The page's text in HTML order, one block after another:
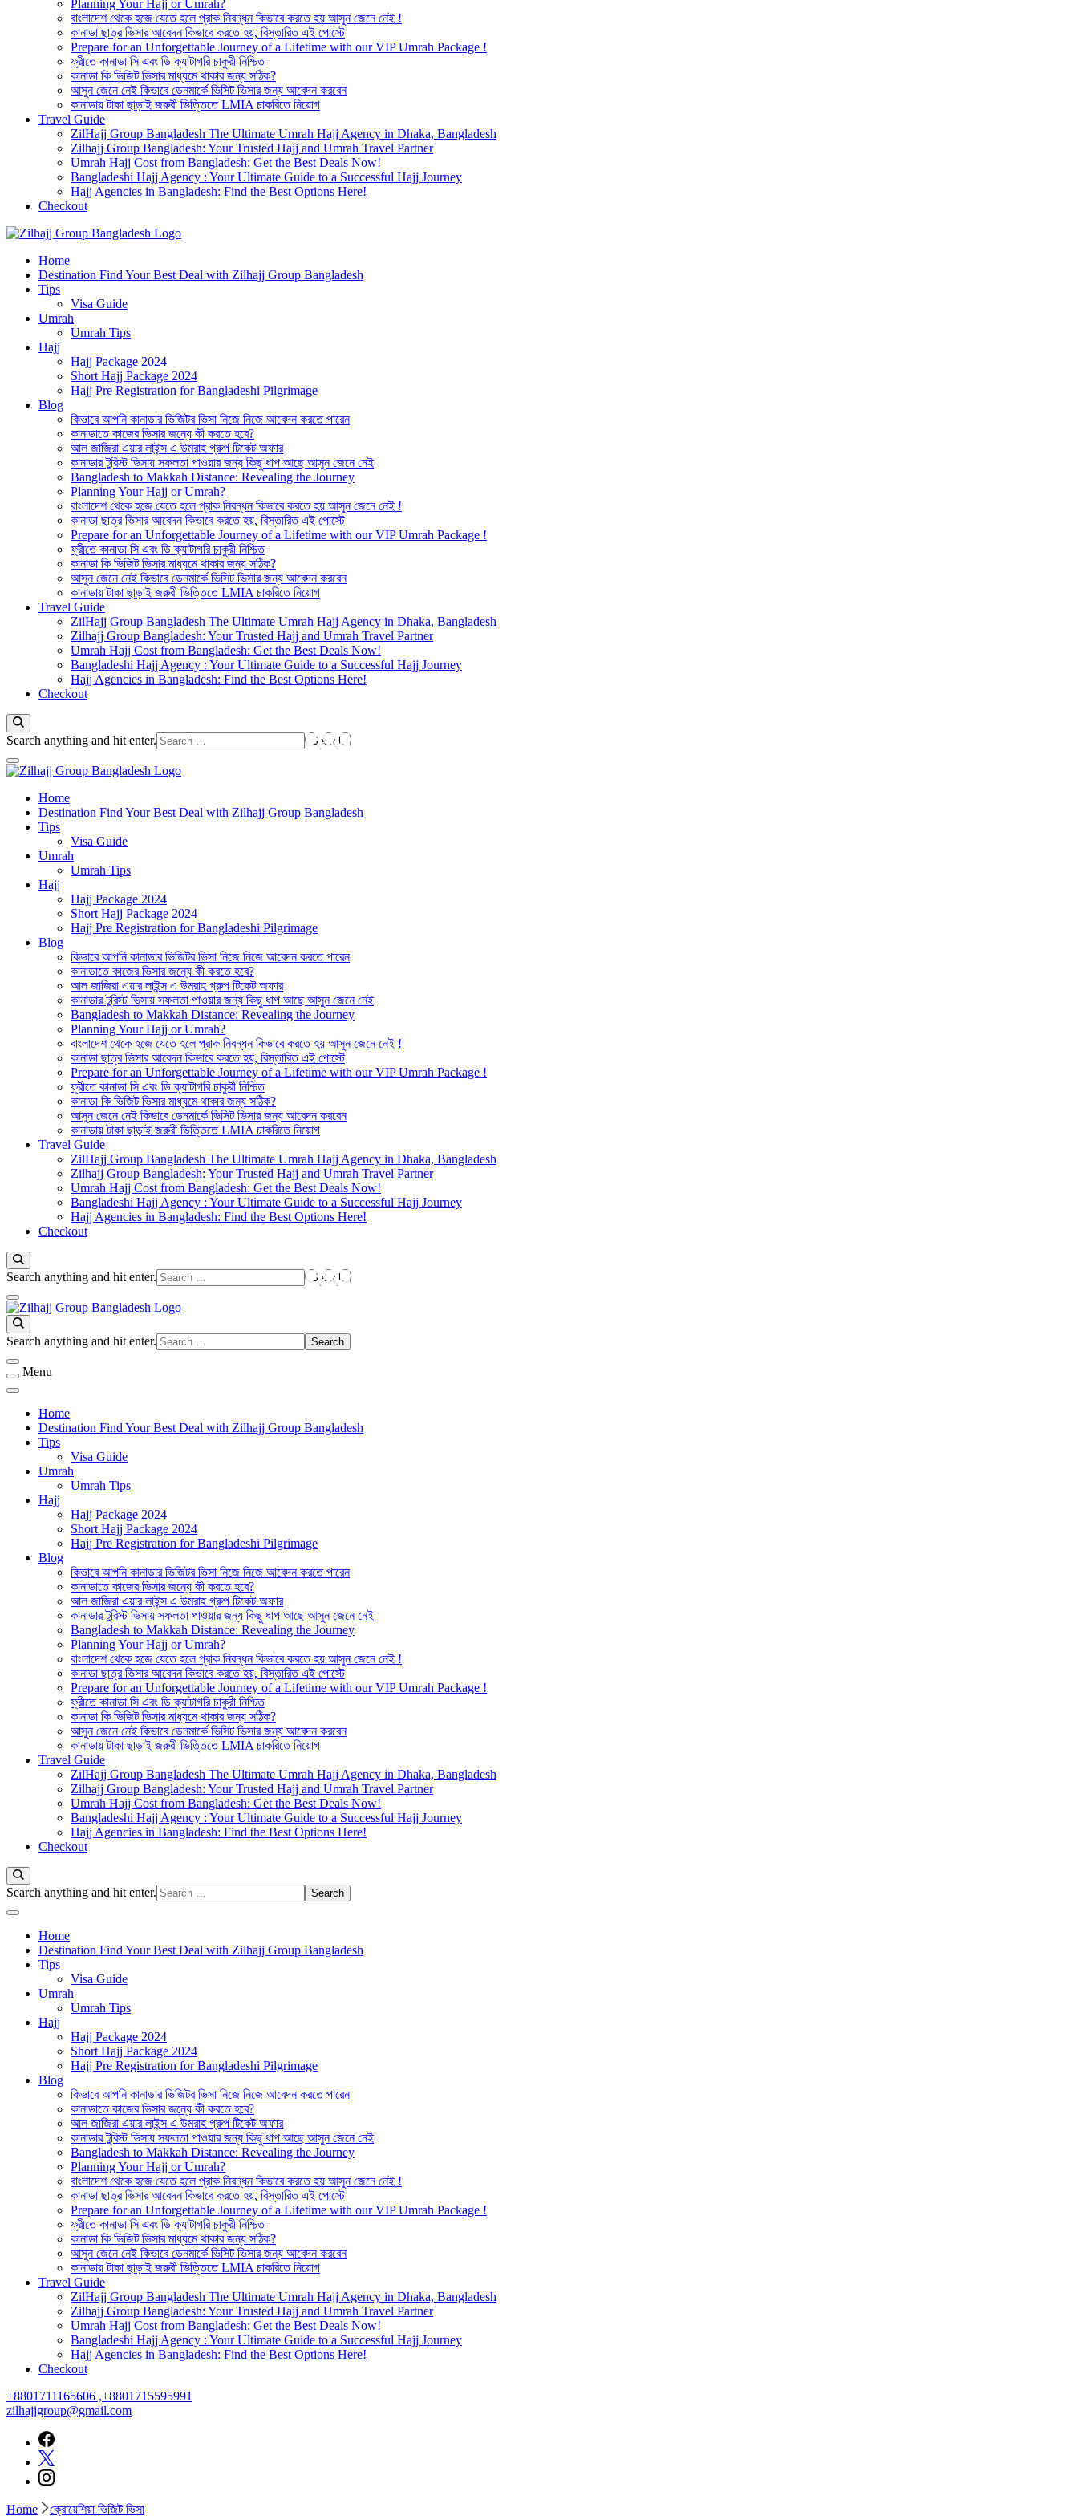
Planning Your Hajj or Umrah?
বাংলাদেশ থেকে হজে যেতে হলে প্রাক নিবন্ধন কিভাবে করতে হয় আসুন জেনে নেই !
কানাডা ছাত্র ভিসার আবেদন কিভাবে করতে হয়, বিস্তারিত এই পোস্টে
Prepare for an Unforgettable Journey of a Lifetime with our VIP Umrah Package !
ফ্রীতে কানাডা সি এবং ডি ক্যাটাগরি চাকুরী নিশ্চিত
কানাডা কি ভিজিট ভিসার মাধ্যমে থাকার জন্য সঠিক?
আসুন জেনে নেই কিভাবে ডেনমার্কে ভিসিট ভিসার জন্য আবেদন করবেন
কানাডায় টাকা ছাড়াই জরুরী ভিত্তিতে LMIA চাকরিতে নিয়োগ
Travel Guide
ZilHajj Group Bangladesh The Ultimate Umrah Hajj Agency in Dhaka, Bangladesh
Zilhajj Group Bangladesh: Your Trusted Hajj and Umrah Travel Partner
Umrah Hajj Cost from Bangladesh: Get the Best Deals Now!
Bangladeshi Hajj Agency : Your Ultimate Guide to a Successful Hajj Journey
Hajj Agencies in Bangladesh: Find the Best Options Here!
Checkout
জিলহজ্জ গ্রুপ বাংলাদেশ
Best Hajj Umrah Travel Tour Agent in Bangladesh
Home
Destination Find Your Best Deal with Zilhajj Group Bangladesh
Tips
Visa Guide
Umrah
Umrah Tips
Hajj
Hajj Package 2024
Short Hajj Package 2024
Hajj Pre Registration for Bangladeshi Pilgrimage
Blog
কিভাবে আপনি কানাডার ভিজিটর ভিসা নিজে নিজে আবেদন করতে পারেন
কানাডাতে কাজের ভিসার জন্যে কী করতে হবে?
আল জাজিরা এয়ার লাইন্স এ উমরাহ গ্রুপ টিকেট অফার
কানাডার টুরিস্ট ভিসায় সফলতা পাওয়ার জন্য কিছু ধাপ আছে আসুন জেনে নেই
Bangladesh to Makkah Distance: Revealing the Journey
Planning Your Hajj or Umrah?
বাংলাদেশ থেকে হজে যেতে হলে প্রাক নিবন্ধন কিভাবে করতে হয় আসুন জেনে নেই !
কানাডা ছাত্র ভিসার আবেদন কিভাবে করতে হয়, বিস্তারিত এই পোস্টে
Prepare for an Unforgettable Journey of a Lifetime with our VIP Umrah Package !
ফ্রীতে কানাডা সি এবং ডি ক্যাটাগরি চাকুরী নিশ্চিত
কানাডা কি ভিজিট ভিসার মাধ্যমে থাকার জন্য সঠিক?
আসুন জেনে নেই কিভাবে ডেনমার্কে ভিসিট ভিসার জন্য আবেদন করবেন
কানাডায় টাকা ছাড়াই জরুরী ভিত্তিতে LMIA চাকরিতে নিয়োগ
Travel Guide
ZilHajj Group Bangladesh The Ultimate Umrah Hajj Agency in Dhaka, Bangladesh
Zilhajj Group Bangladesh: Your Trusted Hajj and Umrah Travel Partner
Umrah Hajj Cost from Bangladesh: Get the Best Deals Now!
Bangladeshi Hajj Agency : Your Ultimate Guide to a Successful Hajj Journey
Hajj Agencies in Bangladesh: Find the Best Options Here!
Checkout
Looking
Something?
Search anything and hit enter.
জিলহজ্জ গ্রুপ বাংলাদেশ
Best Hajj Umrah Travel Tour Agent in Bangladesh
Home
Destination Find Your Best Deal with Zilhajj Group Bangladesh
Tips
Visa Guide
Umrah
Umrah Tips
Hajj
Hajj Package 2024
Short Hajj Package 2024
Hajj Pre Registration for Bangladeshi Pilgrimage
Blog
কিভাবে আপনি কানাডার ভিজিটর ভিসা নিজে নিজে আবেদন করতে পারেন
কানাডাতে কাজের ভিসার জন্যে কী করতে হবে?
আল জাজিরা এয়ার লাইন্স এ উমরাহ গ্রুপ টিকেট অফার
কানাডার টুরিস্ট ভিসায় সফলতা পাওয়ার জন্য কিছু ধাপ আছে আসুন জেনে নেই
Bangladesh to Makkah Distance: Revealing the Journey
Planning Your Hajj or Umrah?
বাংলাদেশ থেকে হজে যেতে হলে প্রাক নিবন্ধন কিভাবে করতে হয় আসুন জেনে নেই !
কানাডা ছাত্র ভিসার আবেদন কিভাবে করতে হয়, বিস্তারিত এই পোস্টে
Prepare for an Unforgettable Journey of a Lifetime with our VIP Umrah Package !
ফ্রীতে কানাডা সি এবং ডি ক্যাটাগরি চাকুরী নিশ্চিত
কানাডা কি ভিজিট ভিসার মাধ্যমে থাকার জন্য সঠিক?
আসুন জেনে নেই কিভাবে ডেনমার্কে ভিসিট ভিসার জন্য আবেদন করবেন
কানাডায় টাকা ছাড়াই জরুরী ভিত্তিতে LMIA চাকরিতে নিয়োগ
Travel Guide
ZilHajj Group Bangladesh The Ultimate Umrah Hajj Agency in Dhaka, Bangladesh
Zilhajj Group Bangladesh: Your Trusted Hajj and Umrah Travel Partner
Umrah Hajj Cost from Bangladesh: Get the Best Deals Now!
Bangladeshi Hajj Agency : Your Ultimate Guide to a Successful Hajj Journey
Hajj Agencies in Bangladesh: Find the Best Options Here!
Checkout
Looking
Something?
Search anything and hit enter.
জিলহজ্জ গ্রুপ বাংলাদেশ
Best Hajj Umrah Travel Tour Agent in Bangladesh
Looking
Something?
Search anything and hit enter.
Menu
Home
Destination Find Your Best Deal with Zilhajj Group Bangladesh
Tips
Visa Guide
Umrah
Umrah Tips
Hajj
Hajj Package 2024
Short Hajj Package 2024
Hajj Pre Registration for Bangladeshi Pilgrimage
Blog
কিভাবে আপনি কানাডার ভিজিটর ভিসা নিজে নিজে আবেদন করতে পারেন
কানাডাতে কাজের ভিসার জন্যে কী করতে হবে?
আল জাজিরা এয়ার লাইন্স এ উমরাহ গ্রুপ টিকেট অফার
কানাডার টুরিস্ট ভিসায় সফলতা পাওয়ার জন্য কিছু ধাপ আছে আসুন জেনে নেই
Bangladesh to Makkah Distance: Revealing the Journey
Planning Your Hajj or Umrah?
বাংলাদেশ থেকে হজে যেতে হলে প্রাক নিবন্ধন কিভাবে করতে হয় আসুন জেনে নেই !
কানাডা ছাত্র ভিসার আবেদন কিভাবে করতে হয়, বিস্তারিত এই পোস্টে
Prepare for an Unforgettable Journey of a Lifetime with our VIP Umrah Package !
ফ্রীতে কানাডা সি এবং ডি ক্যাটাগরি চাকুরী নিশ্চিত
কানাডা কি ভিজিট ভিসার মাধ্যমে থাকার জন্য সঠিক?
আসুন জেনে নেই কিভাবে ডেনমার্কে ভিসিট ভিসার জন্য আবেদন করবেন
কানাডায় টাকা ছাড়াই জরুরী ভিত্তিতে LMIA চাকরিতে নিয়োগ
Travel Guide
ZilHajj Group Bangladesh The Ultimate Umrah Hajj Agency in Dhaka, Bangladesh
Zilhajj Group Bangladesh: Your Trusted Hajj and Umrah Travel Partner
Umrah Hajj Cost from Bangladesh: Get the Best Deals Now!
Bangladeshi Hajj Agency : Your Ultimate Guide to a Successful Hajj Journey
Hajj Agencies in Bangladesh: Find the Best Options Here!
Checkout
Looking
Something?
Search anything and hit enter.
Home
Destination Find Your Best Deal with Zilhajj Group Bangladesh
Tips
Visa Guide
Umrah
Umrah Tips
Hajj
Hajj Package 2024
Short Hajj Package 2024
Hajj Pre Registration for Bangladeshi Pilgrimage
Blog
কিভাবে আপনি কানাডার ভিজিটর ভিসা নিজে নিজে আবেদন করতে পারেন
কানাডাতে কাজের ভিসার জন্যে কী করতে হবে?
আল জাজিরা এয়ার লাইন্স এ উমরাহ গ্রুপ টিকেট অফার
কানাডার টুরিস্ট ভিসায় সফলতা পাওয়ার জন্য কিছু ধাপ আছে আসুন জেনে নেই
Bangladesh to Makkah Distance: Revealing the Journey
Planning Your Hajj or Umrah?
বাংলাদেশ থেকে হজে যেতে হলে প্রাক নিবন্ধন কিভাবে করতে হয় আসুন জেনে নেই !
কানাডা ছাত্র ভিসার আবেদন কিভাবে করতে হয়, বিস্তারিত এই পোস্টে
Prepare for an Unforgettable Journey of a Lifetime with our VIP Umrah Package !
ফ্রীতে কানাডা সি এবং ডি ক্যাটাগরি চাকুরী নিশ্চিত
কানাডা কি ভিজিট ভিসার মাধ্যমে থাকার জন্য সঠিক?
আসুন জেনে নেই কিভাবে ডেনমার্কে ভিসিট ভিসার জন্য আবেদন করবেন
কানাডায় টাকা ছাড়াই জরুরী ভিত্তিতে LMIA চাকরিতে নিয়োগ
Travel Guide
ZilHajj Group Bangladesh The Ultimate Umrah Hajj Agency in Dhaka, Bangladesh
Zilhajj Group Bangladesh: Your Trusted Hajj and Umrah Travel Partner
Umrah Hajj Cost from Bangladesh: Get the Best Deals Now!
Bangladeshi Hajj Agency : Your Ultimate Guide to a Successful Hajj Journey
Hajj Agencies in Bangladesh: Find the Best Options Here!
Checkout
+8801711165606 ,+8801715595991
zilhajjgroup@gmail.com
Home ক্রোয়েশিয়া ভিজিট ভিসা